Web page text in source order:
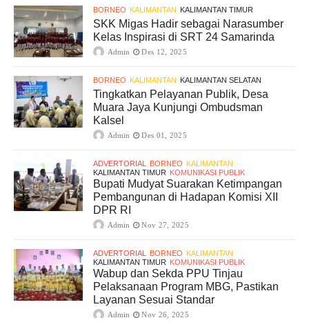
BORNEO KALIMANTAN KALIMANTAN TIMUR
SKK Migas Hadir sebagai Narasumber
Kelas Inspirasi di SRT 24 Samarinda
Admin Des 12, 2025
BORNEO KALIMANTAN KALIMANTAN SELATAN
Tingkatkan Pelayanan Publik, Desa
Muara Jaya Kunjungi Ombudsman
Kalsel
Admin Des 01, 2025
ADVERTORIAL BORNEO KALIMANTAN
KALIMANTAN TIMUR KOMUNIKASI PUBLIK
Bupati Mudyat Suarakan Ketimpangan
Pembangunan di Hadapan Komisi XII
DPR RI
Admin Nov 27, 2025
ADVERTORIAL BORNEO KALIMANTAN
KALIMANTAN TIMUR KOMUNIKASI PUBLIK
Wabup dan Sekda PPU Tinjau
Pelaksanaan Program MBG, Pastikan
Layanan Sesuai Standar
Admin Nov 26, 2025